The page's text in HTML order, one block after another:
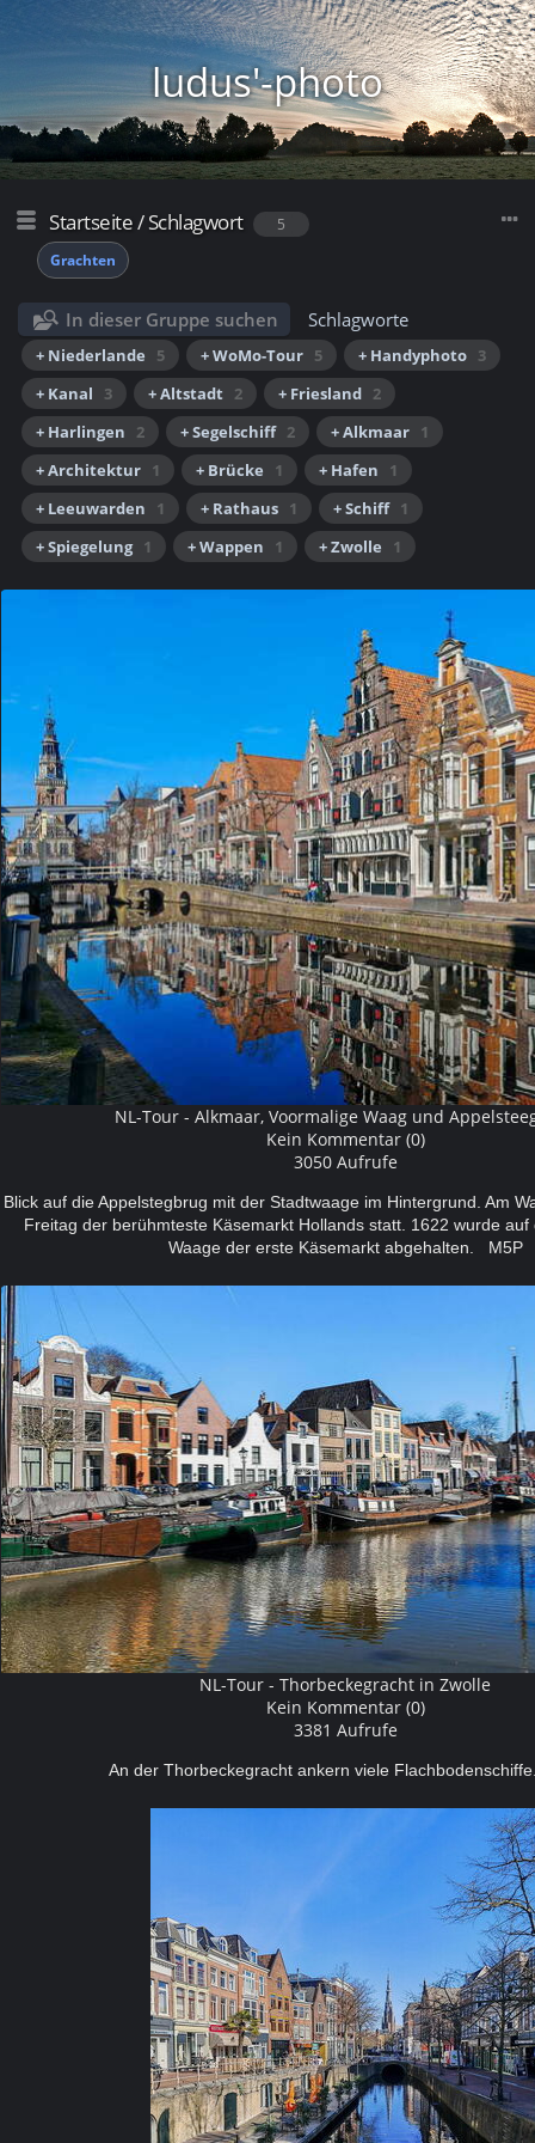
ludus'-photo
Startseite/Schlagwort
5
Grachten
In dieser Gruppe suchen Schlagworte
+ Niederlande 5 + WoMo-Tour 5 + Handyphoto 3
+ Kanal
3 + Altstadt 2 + Friesland 2
+ Harlingen
2 + Segelschiff 2 + Alkmaar 1
+ Architektur 1 + Brücke 1 + Hafen
1
+ Leeuwarden
1 + Rathaus 1 + Schiff 1
+ Spiegelung 1 + Wappen 1 + Zwolle 1
NL-Tour - Alkmaar, Voormalige Waag und
Kein Kommentar (0)
3050 Aufrufe
Blick auf die Appelstegbrug mit der Stadtwaage im Hintergrund. Am
Freitag der berühmteste Käsemarkt Hollands statt. 1622 wurde auf
Waage der erste Käsemarkt abgehalten. M5P
NL-Tour - Thorbeckegracht in Zwolle
Kein Kommentar (0)
3381 Aufrufe
An der Thorbeckegracht ankern viele